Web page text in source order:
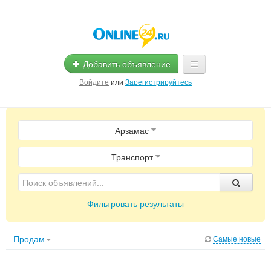
Добавить объявление
Войдите или Зарегистрируйтесь
Главная
Помощь
Услуги
Магазины
Арзамас
Транспорт
Фильтровать результаты
Продам Самые новые